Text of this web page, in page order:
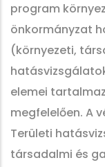
program
önkormányzat
(környezeti,
elemei
megfelelően. A
Területi
társadalmi és